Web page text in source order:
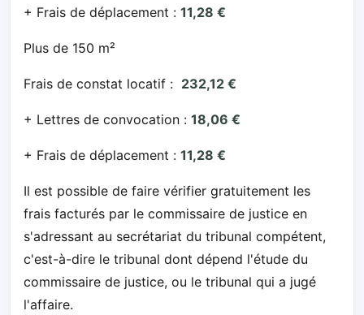
+ Frais de déplacement : 11,28 €
Plus de 150 m²
Frais de constat locatif : 232,12 €
+ Lettres de convocation : 18,06 €
+ Frais de déplacement : 11,28 €
Il est possible de faire vérifier gratuitement les
frais facturés par le commissaire de justice en
s'adressant au secrétariat du tribunal compétent,
c'est-à-dire le tribunal dont dépend l'étude du
commissaire de justice, ou le tribunal qui a jugé
l'affaire.